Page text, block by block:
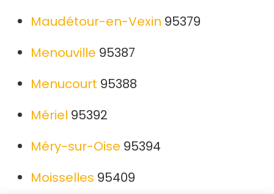
Maudétour-en-Vexin 95379
Menouville 95387
Menucourt 95388
Mériel 95392
Méry-sur-Oise 95394
Moisselles 95409